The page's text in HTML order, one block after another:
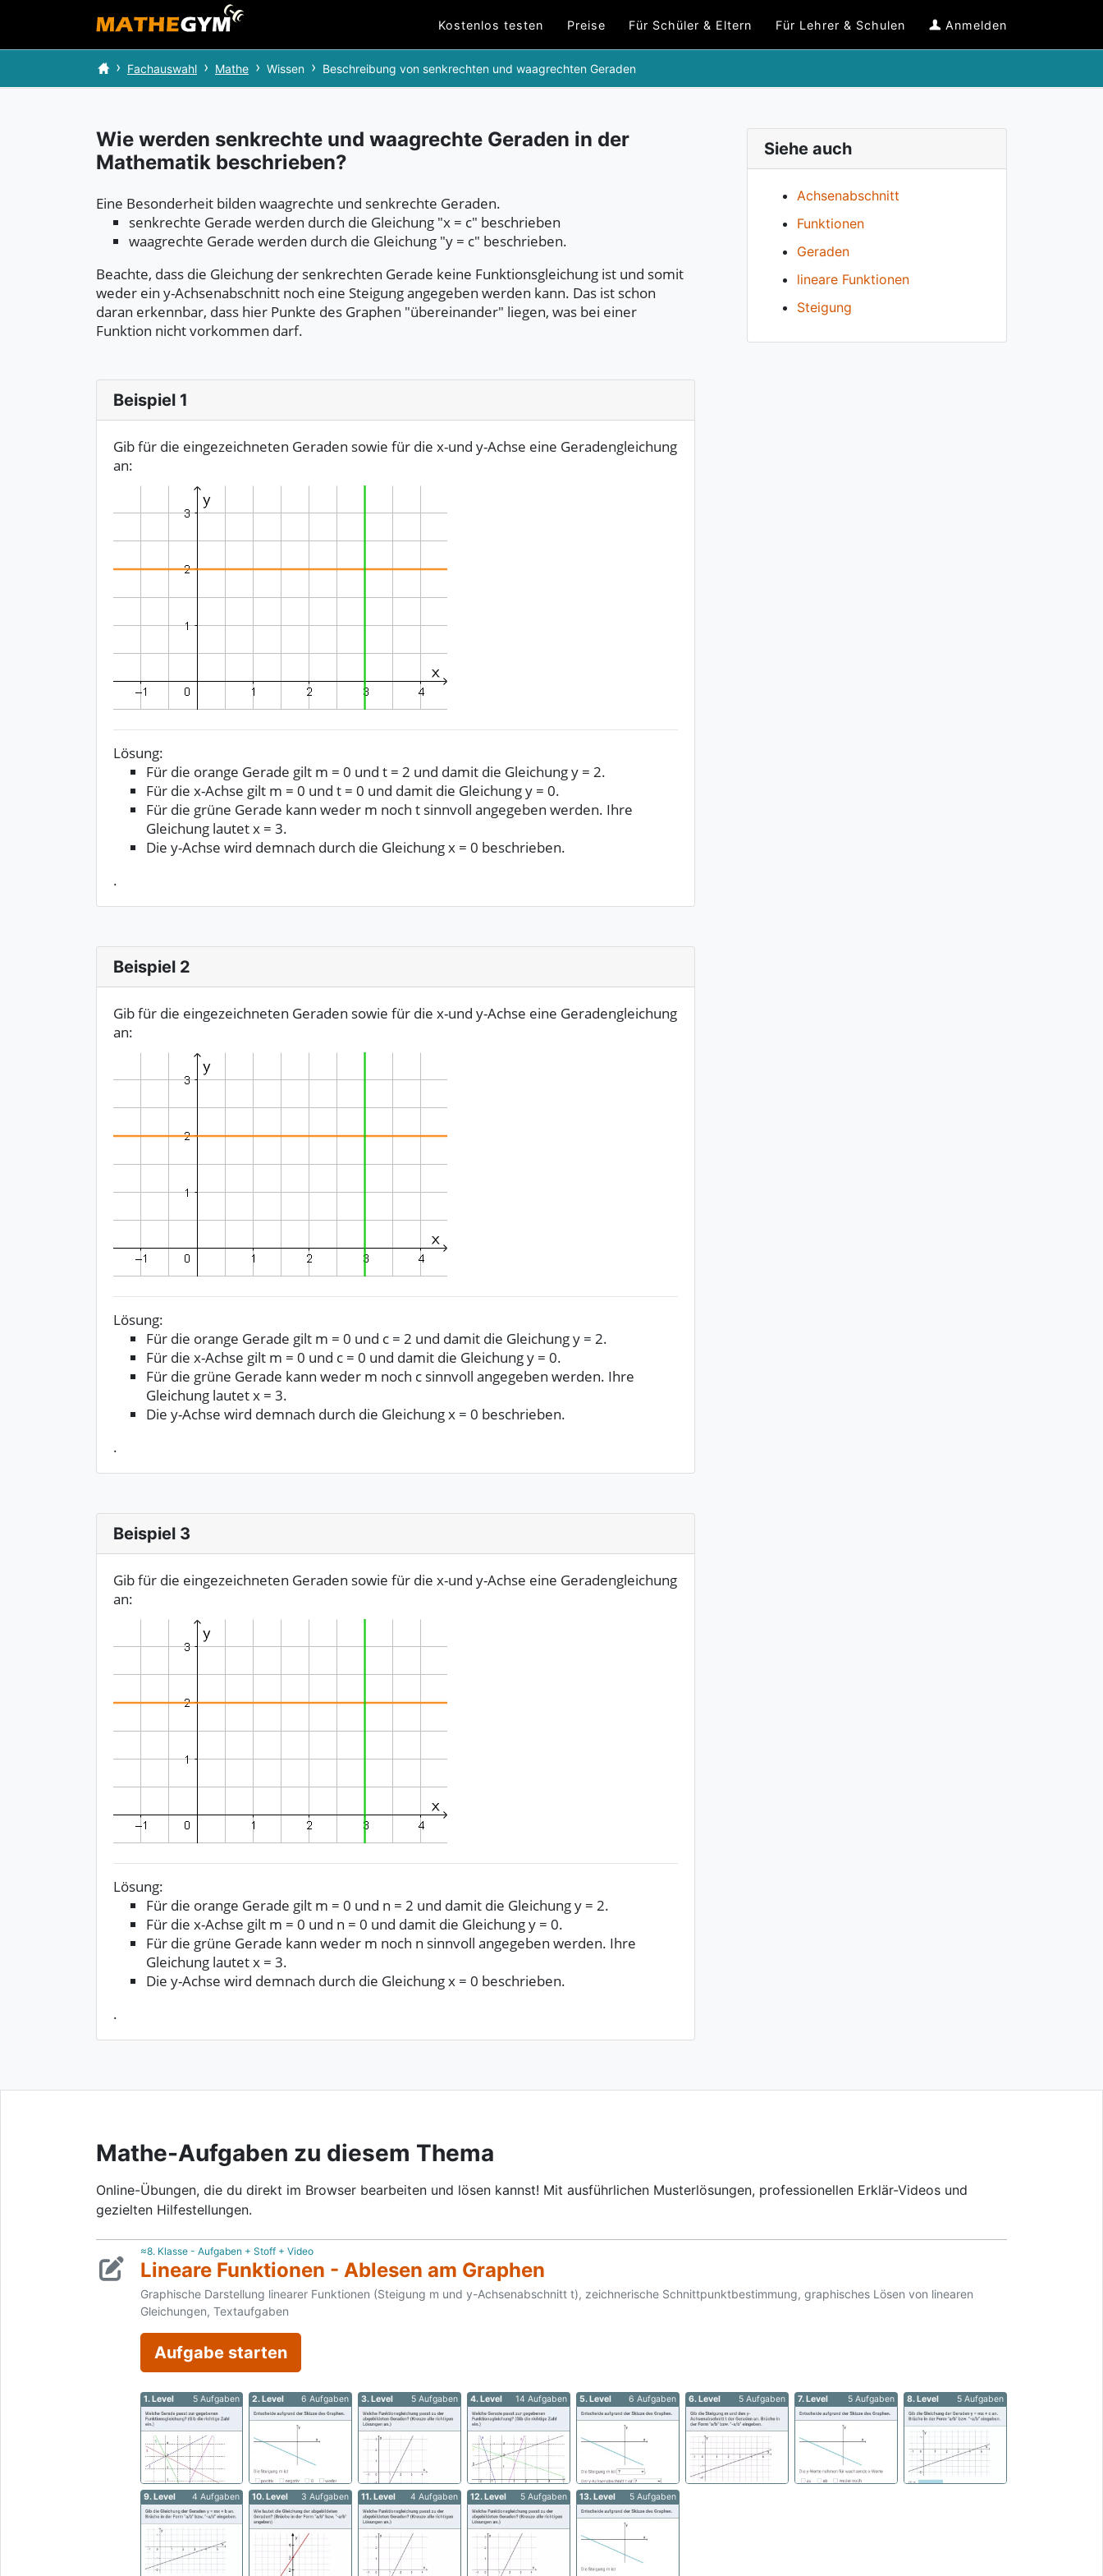
Kostenlos testen Preise Für Schüler & Eltern Für Lehrer & Schulen Anmelden
Fachauswahl Mathe Wissen Beschreibung von senkrechten und waagrechten Geraden
Wie werden senkrechte und waagrechte Geraden in der
Mathematik beschrieben?
Eine Besonderheit bilden waagrechte und senkrechte Geraden.
senkrechte Gerade werden durch die Gleichung "x = c" beschrieben
waagrechte Gerade werden durch die Gleichung "y = c" beschrieben.
Beachte, dass die Gleichung der senkrechten Gerade keine Funktionsgleichung ist und somit
weder ein y-Achsenabschnitt noch eine Steigung angegeben werden kann. Das ist schon
daran erkennbar, dass hier Punkte des Graphen "übereinander" liegen, was bei einer
Funktion nicht vorkommen darf.
Beispiel 1
Gib für die eingezeichneten Geraden sowie für die x-und y-Achse eine Geradengleichung
an:
Lösung:
Für die orange Gerade gilt m = 0 und t = 2 und damit die Gleichung y = 2.
Für die x-Achse gilt m = 0 und t = 0 und damit die Gleichung y = 0.
Für die grüne Gerade kann weder m noch t sinnvoll angegeben werden. Ihre
Gleichung lautet x = 3.
Die y-Achse wird demnach durch die Gleichung x = 0 beschrieben.
.
Beispiel 2
Gib für die eingezeichneten Geraden sowie für die x-und y-Achse eine Geradengleichung
an:
Lösung:
Für die orange Gerade gilt m = 0 und c = 2 und damit die Gleichung y = 2.
Für die x-Achse gilt m = 0 und c = 0 und damit die Gleichung y = 0.
Für die grüne Gerade kann weder m noch c sinnvoll angegeben werden. Ihre
Gleichung lautet x = 3.
Die y-Achse wird demnach durch die Gleichung x = 0 beschrieben.
.
Beispiel 3
Gib für die eingezeichneten Geraden sowie für die x-und y-Achse eine Geradengleichung
an:
Lösung:
Für die orange Gerade gilt m = 0 und n = 2 und damit die Gleichung y = 2.
Für die x-Achse gilt m = 0 und n = 0 und damit die Gleichung y = 0.
Für die grüne Gerade kann weder m noch n sinnvoll angegeben werden. Ihre
Gleichung lautet x = 3.
Die y-Achse wird demnach durch die Gleichung x = 0 beschrieben.
.
Siehe auch
Achsenabschnitt
Funktionen
Geraden
lineare Funktionen
Steigung
Mathe-Aufgaben zu diesem Thema
Online-Übungen, die du direkt im Browser bearbeiten und lösen kannst! Mit ausführlichen Musterlösungen, professionellen Erklär-Videos und
gezielten Hilfestellungen.
≈8. Klasse - Aufgaben + Stoff + Video
Lineare Funktionen - Ablesen am Graphen
Graphische Darstellung linearer Funktionen (Steigung m und y-Achsenabschnitt t), zeichnerische Schnittpunktbestimmung, graphisches Lösen von linearen
Gleichungen, Textaufgaben
Aufgabe starten
1. Level 5 Aufgaben 2. Level 6 Aufgaben 3. Level 5 Aufgaben 4. Level 14 Aufgaben 5. Level 6 Aufgaben 6. Level 5 Aufgaben 7. Level 5 Aufgaben 8. Level 5 Aufgaben
9. Level 4 Aufgaben 10. Level 3 Aufgaben 11. Level 4 Aufgaben 12. Level 5 Aufgaben 13. Level 5 Aufgaben